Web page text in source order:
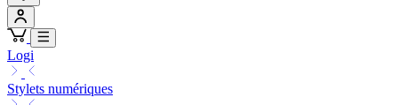
Logi
Stylets numériques